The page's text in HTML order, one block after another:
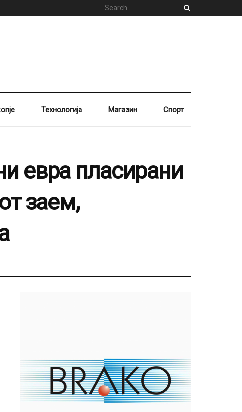
Технологија Магазин Спорт
евра пласирани
заем,